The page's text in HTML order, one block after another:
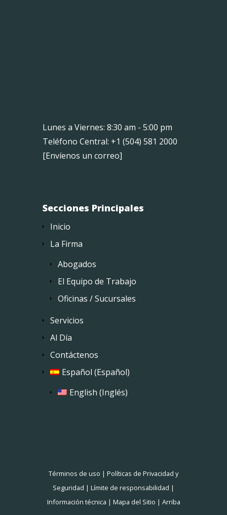
Lunes a Viernes: 8:30 am - 5:00 pm
Teléfono Central: +1 (504) 581 2000
[Envíenos un correo]
Secciones Principales
Inicio
La Firma
Abogados
El Equipo de Trabajo
Oficinas / Sucursales
Servicios
Al Día
Contáctenos
Español (Español)
English (Inglés)
Términos de uso | Políticas de Privacidad y
Seguridad | Límite de responsabilidad |
Información técnica | Mapa del Sitio | Arriba